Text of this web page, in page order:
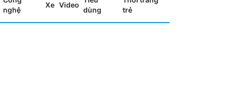
nghệ
Xe Video
dùng
trẻ